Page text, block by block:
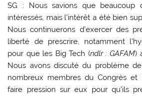
SG : Nous savions que beaucoup
intéressés, mais l’intérêt a été bien
Nous continuerons d’exercer des
liberté de prescrire, notamment
pour que les Big Tech (ndlr : GAFAM)
Nous avons discuté du problème
nombreux membres du Congrès et
faire pression sur eux pour qu’ils